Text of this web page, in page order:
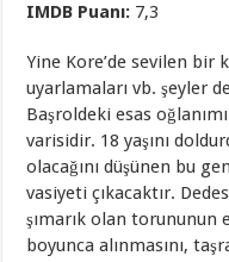
IMDB Puanı: 7,3
Yine Kore’de sevilen bir
uyarlamaları vb. şeyler
Başroldeki esas
varisidir. 18 yaşını
olacağını düşünen bu
vasiyeti çıkacaktır.
şımarık olan torununun
boyunca alınmasını,